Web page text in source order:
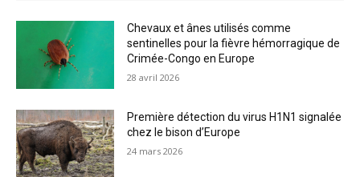
Chevaux et ânes utilisés comme
sentinelles pour la fièvre hémorragique de
Crimée-Congo en Europe
28 avril 2026
Première détection du virus H1N1 signalée
chez le bison d’Europe
24 mars 2026